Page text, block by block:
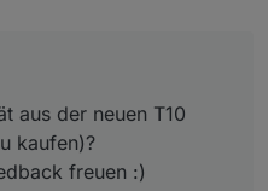
Probleme mit der
hauptsächlich Raspberry Pi
welche i.d.R. noch mit einem
der aktuellen Map ("map.
nicht bei den Deebot X1,
Serien
Funktionen
aus der neuen T10
kaufen)?
freuen :)